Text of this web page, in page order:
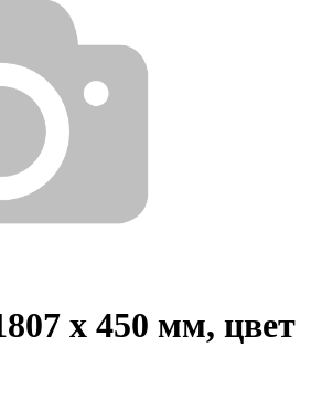
x 450 мм, цвет